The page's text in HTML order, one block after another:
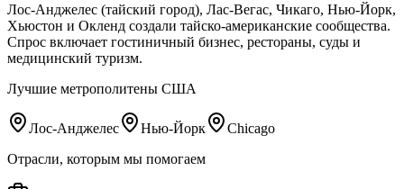
Лос-Анджелес (тайский город), Лас-Вегас, Чикаго, Нью-Йорк,
Хьюстон и Окленд создали тайско-американские сообщества.
Спрос включает гостиничный бизнес, рестораны, суды и
медицинский туризм.
Лучшие метрополитены США
Лос-Анджелес Нью-Йорк
Chicago
Отрасли, которым мы помогаем